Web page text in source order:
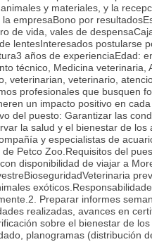
y materiales, y la
empresaBono por
de vida, vales de
lentesInteresados postularse
años de experienciaEdad:
técnico, Medicina veterinaria,
veterinarian, veterinario,
profesionales que busquen
un impacto positivo en cada
del puesto: Garantizar las
la salud y el bienestar de los
y especialistas de
Petco Zoo.Requisitos del
disponibilidad de viajar a
Preparar informes
realizadas, avances en
sobre el bienestar de
planogramas (distribución